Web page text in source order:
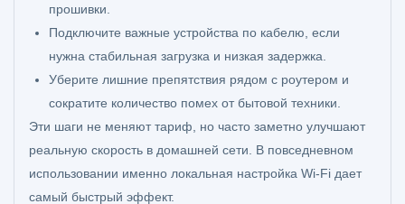
прошивки.
Подключите важные устройства по кабелю, если
нужна стабильная загрузка и низкая задержка.
Уберите лишние препятствия рядом с роутером и
сократите количество помех от бытовой техники.
Эти шаги не меняют тариф, но часто заметно улучшают
реальную скорость в домашней сети. В повседневном
использовании именно локальная настройка Wi-Fi дает
самый быстрый эффект.